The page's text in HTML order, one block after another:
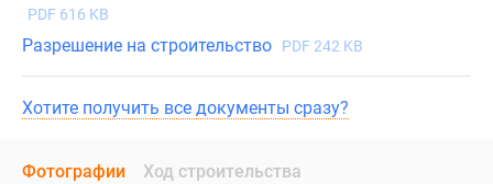
PDF 616 KB
Разрешение на строительство PDF 242 KB
Хотите получить все документы сразу?
Фотографии Ход строительства